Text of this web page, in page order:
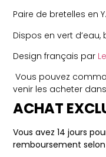
Paire de bretelles en Y.
Dispos en vert
Design français par
Vous pouvez
venir les acheter
ACHAT
Vous avez 14 jours
remboursement